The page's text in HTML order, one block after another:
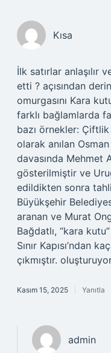
Kısa
İlk satırlar anlaşılır
etti ? açısından
omurgasını Kara
farklı bağlamlarda
bazı örnekler: Çiftlik
olarak anılan
davasında Mehmet
gösterilmiştir ve
edildikten sonra
Büyükşehir
aranan ve Murat
Bağdatlı, “kara
Sınır Kapısı’ndan
çıkmıştır.
Kasım 15, 2025 Yanıtla
admin